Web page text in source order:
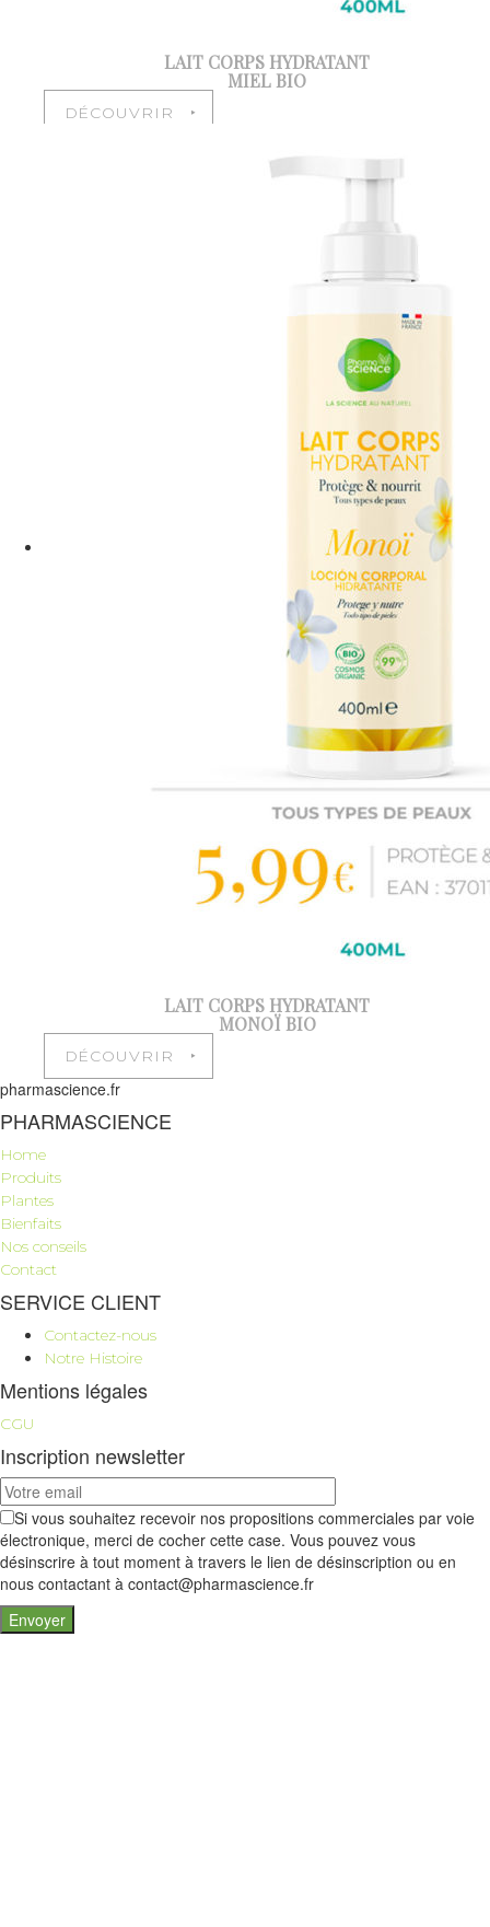
LAIT CORPS HYDRATANT
MIEL BIO
DÉCOUVRIR ‣
LAIT CORPS HYDRATANT
MONOÏ BIO
DÉCOUVRIR ‣
pharmascience.fr
PHARMASCIENCE
Home
Produits
Plantes
Bienfaits
Nos conseils
Contact
SERVICE CLIENT
Contactez-nous
Notre Histoire
Mentions légales
CGU
Inscription newsletter
Si vous souhaitez recevoir nos propositions commerciales par voie
électronique, merci de cocher cette case. Vous pouvez vous
désinscrire à tout moment à travers le lien de désinscription ou en
nous contactant à contact@pharmascience.fr